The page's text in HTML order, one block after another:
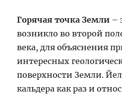
Горячая точка Земли –
возникло во второй
века, для объяснения
интересных
поверхности Земли.
кальдера как раз и